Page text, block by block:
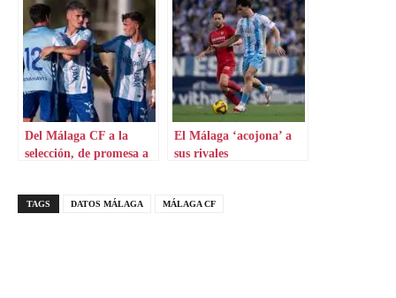
Del Málaga CF a la
selección, de promesa a
El Málaga ‘acojona’ a
sus rivales
TAGS DATOS MÁLAGA MÁLAGA CF